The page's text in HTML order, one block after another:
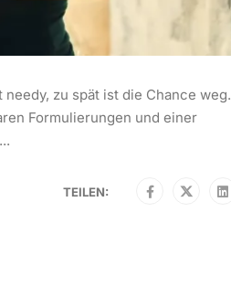
zu spät ist die Chance weg.
Formulierungen und einer
TEILEN: